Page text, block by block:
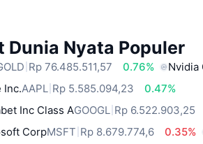
Dunia Nyata Populer
Rp 76.485.511,57 0.76% Nvidia
Inc.AAPL Rp 5.585.094,23
0.47%
Inc Class AGOOGL Rp 6.522.903,25
CorpMSFT Rp 8.679.774,6 0.35%